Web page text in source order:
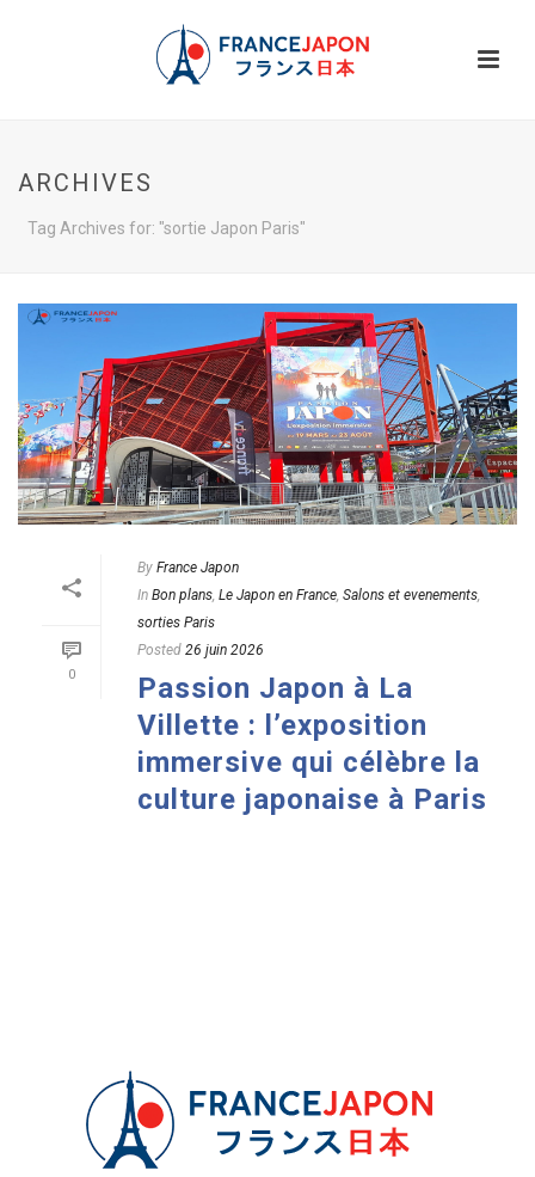
ARCHIVES
Tag Archives for: "sortie Japon Paris"
0
By France Japon
In Bon plans Le Japon en France Salons et evenements
sorties Paris
Posted 26 juin 2026
Passion Japon à La
Villette : l’exposition
immersive qui célèbre la
culture japonaise à Paris